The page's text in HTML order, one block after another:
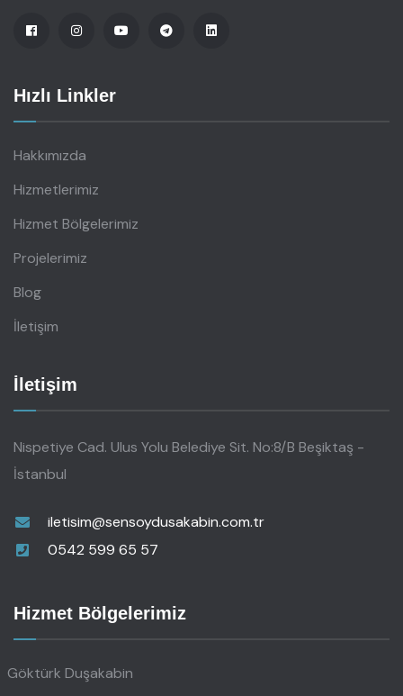
Hızlı Linkler
Hakkımızda
Hizmetlerimiz
Hizmet Bölgelerimiz
Projelerimiz
Blog
İletişim
İletişim
Nispetiye Cad. Ulus Yolu Belediye Sit. No:8/B Beşiktaş -
İstanbul
iletisim@sensoydusakabin.com.tr
0542 599 65 57
Hizmet Bölgelerimiz
Göktürk Duşakabin